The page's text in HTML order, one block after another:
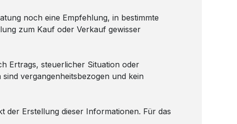
noch eine Empfehlung, in bestimmte
zum Kauf oder Verkauf gewisser
Ertrags, steuerlicher Situation oder
vergangenheitsbezogen und kein
der Erstellung dieser Informationen. Für das